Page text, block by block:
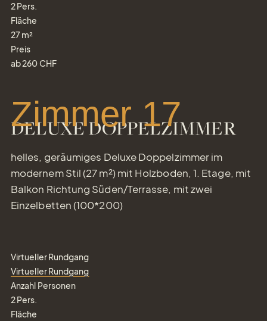
2Pers.
Fläche
27 m²
Preis
ab260 CHF
DELUXE DOPPELZIMMER
Zimmer 17
helles, geräumiges Deluxe Doppelzimmer im
modernem Stil (27 m²) mit Holzboden, 1. Etage, mit
Balkon Richtung Süden/Terrasse, mit zwei
Einzelbetten (100*200)
Virtueller Rundgang
Virtueller Rundgang
Anzahl Personen
2Pers.
Fläche